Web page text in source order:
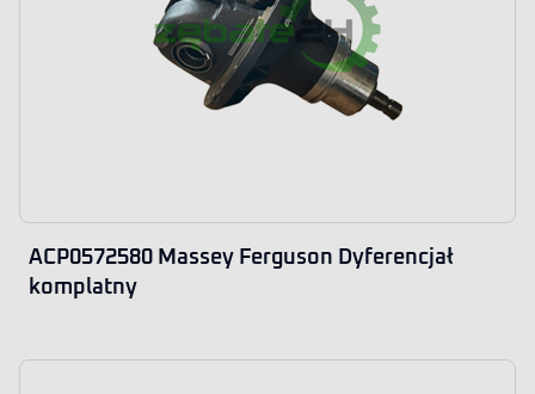
ACP0572580 Massey Ferguson Dyferencjał
komplatny